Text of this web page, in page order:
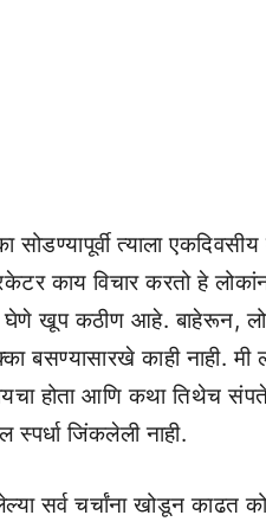
सोडण्यापूर्वी त्याला
काय विचार करतो हे
खूप कठीण आहे. बाहेरून,
काही नाही. मी
होता आणि कथा तिथेच
जिंकलेली नाही.
सर्व चर्चांना खोडून काढत